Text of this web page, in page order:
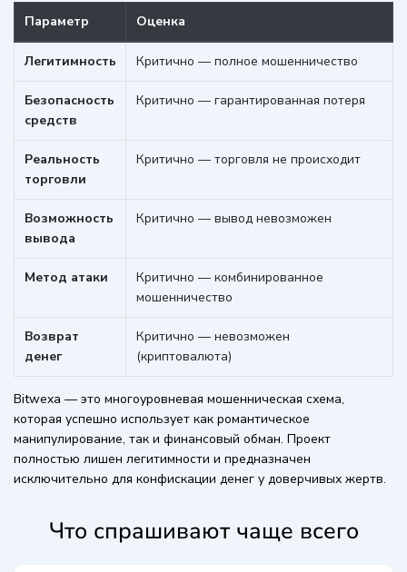
Параметр Оценка
Легитимность Критично — полное мошенничество
Безопасность
средств
Критично — гарантированная потеря
Реальность
торговли
Критично — торговля не происходит
Возможность
вывода
Критично — вывод невозможен
Метод атаки
Критично — комбинированное
мошенничество
Возврат
денег
Критично — невозможен
(криптовалюта)
Bitwexa — это многоуровневая мошенническая схема,
которая успешно использует как романтическое
манипулирование, так и финансовый обман. Проект
полностью лишен легитимности и предназначен
исключительно для конфискации денег у доверчивых жертв.
Что спрашивают чаще всего